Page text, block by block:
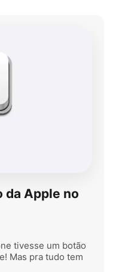
da Apple no
tivesse um botão
Mas pra tudo tem